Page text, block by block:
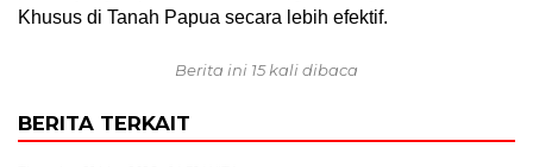
Khusus di Tanah Papua secara lebih efektif.
Berita ini 15 kali dibaca
BERITA TERKAIT